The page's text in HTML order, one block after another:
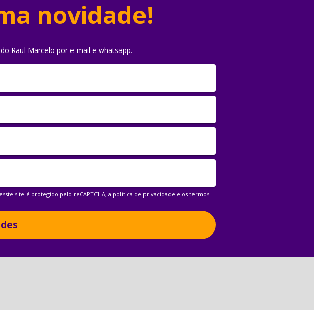
novidade!
Raul Marcelo por e-mail e whatsapp.
site é protegido pelo reCAPTCHA, a política de privacidade e os termos